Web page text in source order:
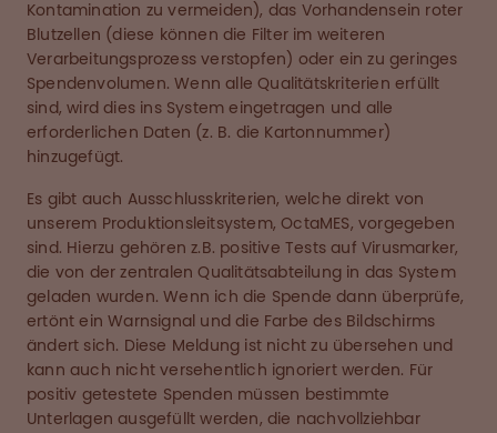
Kontamination zu vermeiden), das Vorhandensein roter
Blutzellen (diese können die Filter im weiteren
Verarbeitungsprozess verstopfen) oder ein zu geringes
Spendenvolumen. Wenn alle Qualitätskriterien erfüllt
sind, wird dies ins System eingetragen und alle
erforderlichen Daten (z. B. die Kartonnummer)
hinzugefügt.
Es gibt auch Ausschlusskriterien, welche direkt von
unserem Produktionsleitsystem, OctaMES, vorgegeben
sind. Hierzu gehören z.B. positive Tests auf Virusmarker,
die von der zentralen Qualitätsabteilung in das System
geladen wurden. Wenn ich die Spende dann überprüfe,
ertönt ein Warnsignal und die Farbe des Bildschirms
ändert sich. Diese Meldung ist nicht zu übersehen und
kann auch nicht versehentlich ignoriert werden. Für
positiv getestete Spenden müssen bestimmte
Unterlagen ausgefüllt werden, die nachvollziehbar